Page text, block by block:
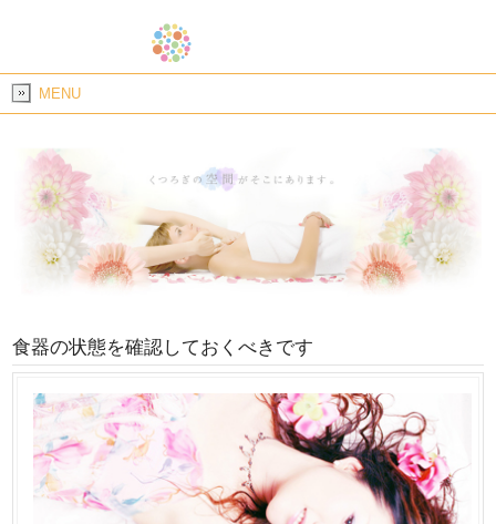
MENU
食器の状態を確認しておくべきです